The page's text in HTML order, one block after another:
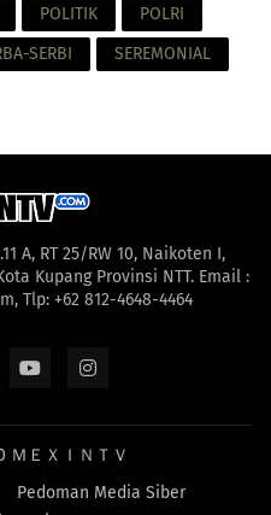
POLITIK
POLRI
SERBI
SEREMONIAL
A, RT 25/RW 10, Naikoten I,
Kupang Provinsi NTT. Email :
Tlp: +62 812-4648-4464
ＭＥＸＩＮＴＶ
Pedoman Media Siber